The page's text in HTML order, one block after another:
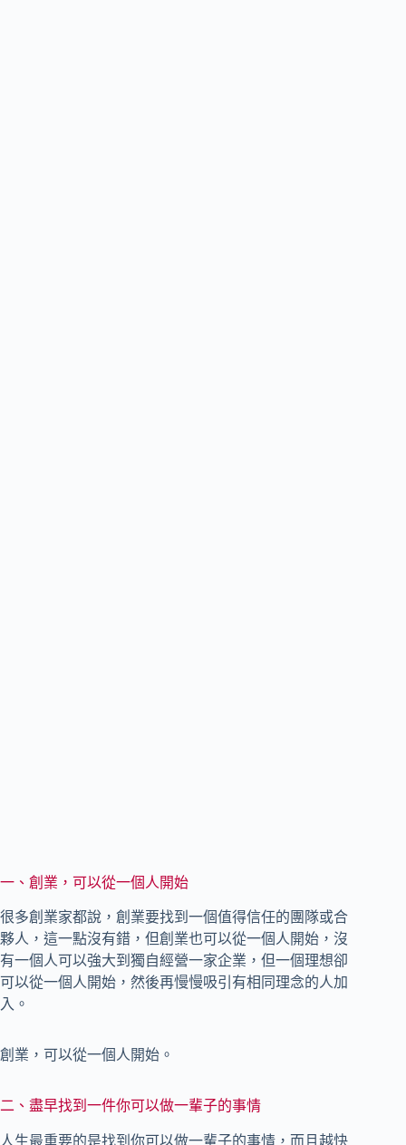
一、創業，可以從一個人開始
很多創業家都說，創業要找到一個值得信任的團隊或合
夥人，這一點沒有錯，但創業也可以從一個人開始，沒
有一個人可以強大到獨自經營一家企業，但一個理想卻
可以從一個人開始，然後再慢慢吸引有相同理念的人加
入。
創業，可以從一個人開始。
二、盡早找到一件你可以做一輩子的事情
人生最重要的是找到你可以做一輩子的事情，而且越快